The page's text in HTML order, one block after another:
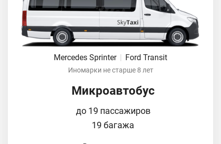
Mercedes Sprinter | Ford Transit
Иномарки не старше 8 лет
Микроавтобус
до 19 пассажиров
19 багажа